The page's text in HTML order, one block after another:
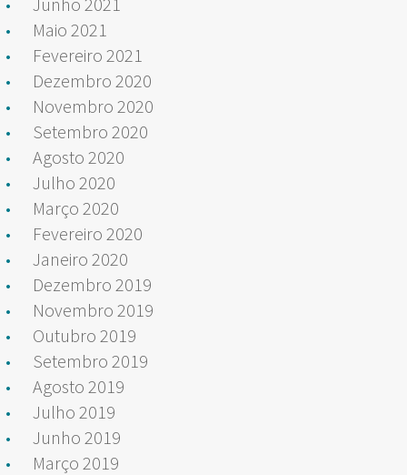
Maio 2021
Fevereiro 2021
Dezembro 2020
Novembro 2020
Setembro 2020
Agosto 2020
Julho 2020
Março 2020
Fevereiro 2020
Janeiro 2020
Dezembro 2019
Novembro 2019
Outubro 2019
Setembro 2019
Agosto 2019
Julho 2019
Junho 2019
Março 2019